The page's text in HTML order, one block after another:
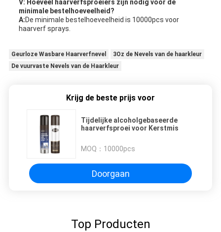
V: Hoeveel haarverfsproeiers zijn nodig voor de
minimale bestelhoeveelheid?
A:De minimale bestelhoeveelheid is 10000pcs voor
haarverf sprays.
Geurloze Wasbare Haarverfnevel
3Oz de Nevels van de haarkleur
De vuurvaste Nevels van de Haarkleur
Krijg de beste prijs voor
Tijdelijke alcoholgebaseerde
haarverfsproei voor Kerstmis
MOQ： 10000pcs
Doorgaan
Top Producten